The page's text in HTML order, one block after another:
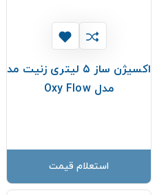
اکسیژن ساز ۵ لیتری زنیت مد
مدل Oxy Flow
استعلام قیمت